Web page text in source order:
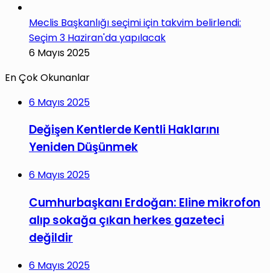
Meclis Başkanlığı seçimi için takvim belirlendi:
Seçim 3 Haziran'da yapılacak
6 Mayıs 2025
En Çok Okunanlar
6 Mayıs 2025
Değişen Kentlerde Kentli Haklarını
Yeniden Düşünmek
6 Mayıs 2025
Cumhurbaşkanı Erdoğan: Eline mikrofon
alıp sokağa çıkan herkes gazeteci
değildir
6 Mayıs 2025